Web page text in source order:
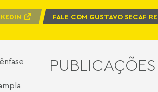
FALE COM GUSTAVO SECAF
PUBLICAÇÕES